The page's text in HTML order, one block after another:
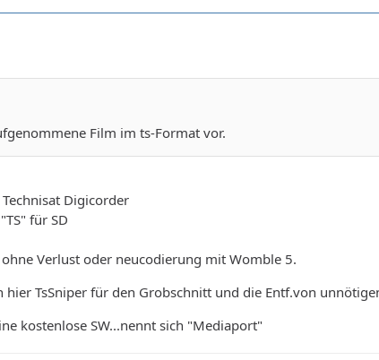
Film im ts-Format vor.
Digicorder
für SD
Verlust oder neucodierung mit Womble 5.
hier TsSniper für den Grobschnitt und die Entf.von
kostenlose SW...nennt sich "Mediaport"